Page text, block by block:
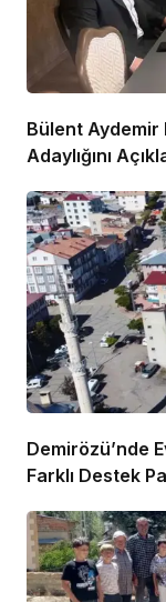
Bülent
Adaylığını
Demirözü’nde
Farklı Destek